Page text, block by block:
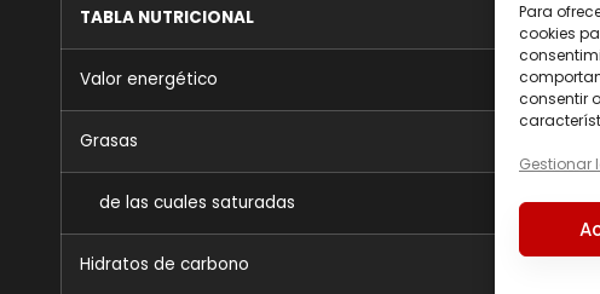
Para
cookies
consentir
Gestionar
TABLA NUTRICIONAL
Valor energético
Grasas
de las cuales saturadas
Hidratos de carbono